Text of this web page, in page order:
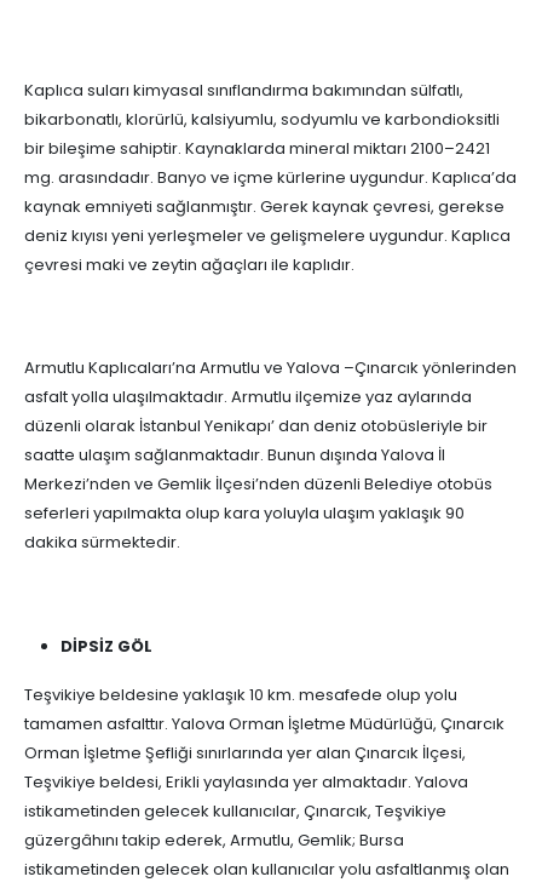
Kaplıca suları kimyasal sınıflandırma bakımından sülfatlı,
bikarbonatlı, klorürlü, kalsiyumlu, sodyumlu ve karbondioksitli
bir bileşime sahiptir. Kaynaklarda mineral miktarı 2100–2421
mg. arasındadır. Banyo ve içme kürlerine uygundur. Kaplıca’da
kaynak emniyeti sağlanmıştır. Gerek kaynak çevresi, gerekse
deniz kıyısı yeni yerleşmeler ve gelişmelere uygundur. Kaplıca
çevresi maki ve zeytin ağaçları ile kaplıdır.
Armutlu Kaplıcaları’na Armutlu ve Yalova –Çınarcık yönlerinden
asfalt yolla ulaşılmaktadır. Armutlu ilçemize yaz aylarında
düzenli olarak İstanbul Yenikapı’ dan deniz otobüsleriyle bir
saatte ulaşım sağlanmaktadır. Bunun dışında Yalova İl
Merkezi’nden ve Gemlik İlçesi’nden düzenli Belediye otobüs
seferleri yapılmakta olup kara yoluyla ulaşım yaklaşık 90
dakika sürmektedir.
DİPSİZ GÖL
Teşvikiye beldesine yaklaşık 10 km. mesafede olup yolu
tamamen asfalttır. Yalova Orman İşletme Müdürlüğü, Çınarcık
Orman İşletme Şefliği sınırlarında yer alan Çınarcık İlçesi,
Teşvikiye beldesi, Erikli yaylasında yer almaktadır. Yalova
istikametinden gelecek kullanıcılar, Çınarcık, Teşvikiye
güzergâhını takip ederek, Armutlu, Gemlik; Bursa
istikametinden gelecek olan kullanıcılar yolu asfaltlanmış olan